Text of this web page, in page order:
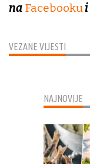
VEZANE VIJESTI
na Facebookui
NAJNOVIJE